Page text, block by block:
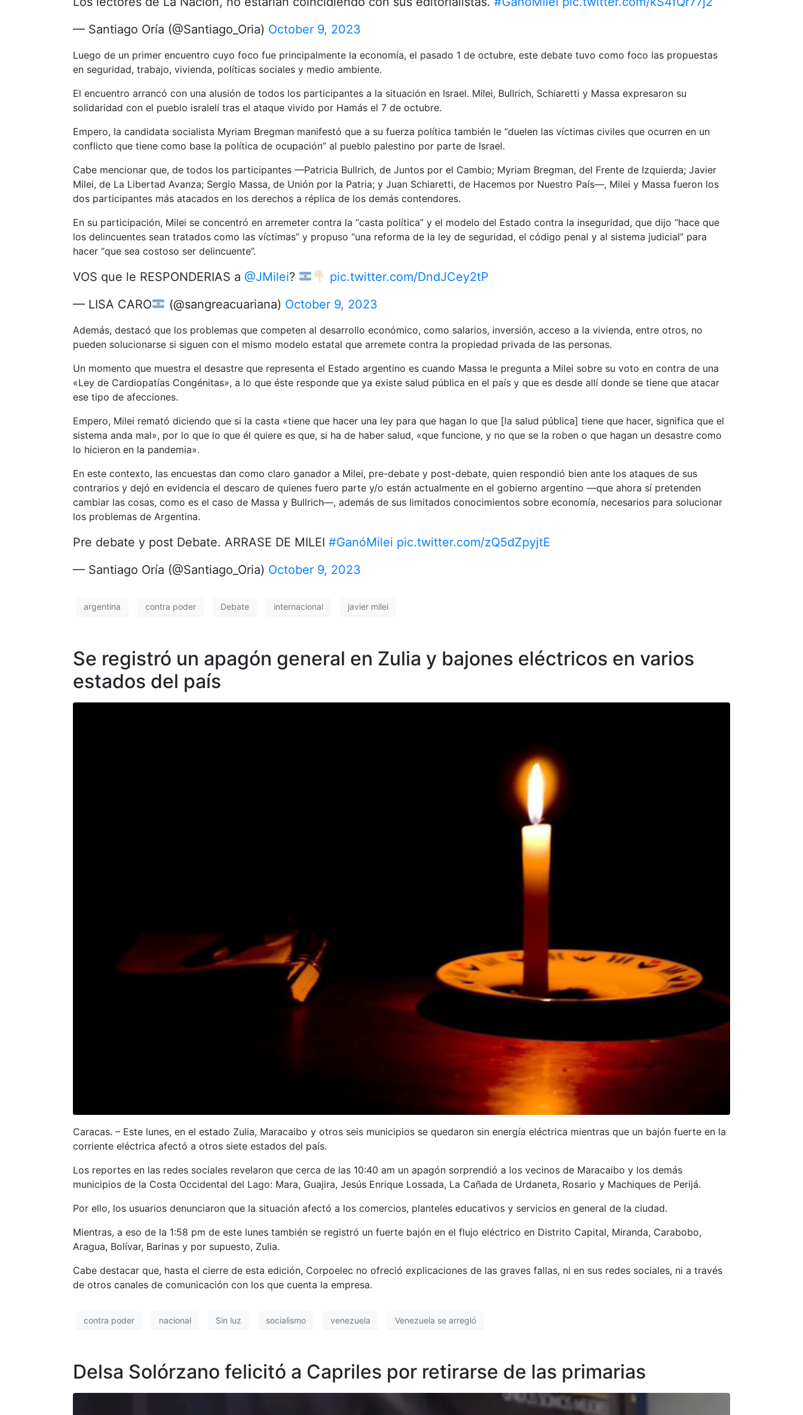
— Santiago Oría (@Santiago_Oria) October 9, 2023
Luego de un primer encuentro cuyo foco fue principalmente la economía, el pasado 1 de octubre, este debate tuvo como foco las propuestas
en seguridad, trabajo, vivienda, políticas sociales y medio ambiente.
El encuentro arrancó con una alusión de todos los participantes a la situación en Israel. Milei, Bullrich, Schiaretti y Massa expresaron su
solidaridad con el pueblo isralelí tras el ataque vivido por Hamás el 7 de octubre.
Empero, la candidata socialista Myriam Bregman manifestó que a su fuerza política también le “duelen las víctimas civiles que ocurren en un
conflicto que tiene como base la política de ocupación” al pueblo palestino por parte de Israel.
Cabe mencionar que, de todos los participantes —Patricia Bullrich, de Juntos por el Cambio; Myriam Bregman, del Frente de Izquierda; Javier
Milei, de La Libertad Avanza; Sergio Massa, de Unión por la Patria; y Juan Schiaretti, de Hacemos por Nuestro País—, Milei y Massa fueron los
dos participantes más atacados en los derechos a réplica de los demás contendores.
En su participación, Milei se concentró en arremeter contra la “casta política” y el modelo del Estado contra la inseguridad, que dijo “hace que
los delincuentes sean tratados como las víctimas” y propuso “una reforma de la ley de seguridad, el código penal y al sistema judicial” para
hacer “que sea costoso ser delincuente”.
VOS que le RESPONDERIAS a @JMilei?
pic.twitter.com/DndJCey2tP
— LISA CARO
(@sangreacuariana) October 9, 2023
Además, destacó que los problemas que competen al desarrollo económico, como salarios, inversión, acceso a la vivienda, entre otros, no
pueden solucionarse si siguen con el mismo modelo estatal que arremete contra la propiedad privada de las personas.
Un momento que muestra el desastre que representa el Estado argentino es cuando Massa le pregunta a Milei sobre su voto en contra de una
«Ley de Cardiopatías Congénitas», a lo que éste responde que ya existe salud pública en el país y que es desde allí donde se tiene que atacar
ese tipo de afecciones.
Empero, Milei remató diciendo que si la casta «tiene que hacer una ley para que hagan lo que [la salud pública] tiene que hacer, significa que el
sistema anda mal», por lo que lo que él quiere es que, si ha de haber salud, «que funcione, y no que se la roben o que hagan un desastre como
lo hicieron en la pandemia».
En este contexto, las encuestas dan como claro ganador a Milei, pre-debate y post-debate, quien respondió bien ante los ataques de sus
contrarios y dejó en evidencia el descaro de quienes fuero parte y/o están actualmente en el gobierno argentino —que ahora sí pretenden
cambiar las cosas, como es el caso de Massa y Bullrich—, además de sus limitados conocimientos sobre economía, necesarios para solucionar
los problemas de Argentina.
Pre debate y post Debate. ARRASE DE MILEI #GanóMilei pic.twitter.com/zQ5dZpyjtE
— Santiago Oría (@Santiago_Oria) October 9, 2023
argentina contra poder Debate internacional javier milei
Se registró un apagón general en Zulia y bajones eléctricos en varios
estados del país
Caracas. – Este lunes, en el estado Zulia, Maracaibo y otros seis municipios se quedaron sin energía eléctrica mientras que un bajón fuerte en la
corriente eléctrica afectó a otros siete estados del país.
Los reportes en las redes sociales revelaron que cerca de las 10:40 am un apagón sorprendió a los vecinos de Maracaibo y los demás
municipios de la Costa Occidental del Lago: Mara, Guajira, Jesús Enrique Lossada, La Cañada de Urdaneta, Rosario y Machiques de Perijá.
Por ello, los usuarios denunciaron que la situación afectó a los comercios, planteles educativos y servicios en general de la ciudad.
Mientras, a eso de la 1:58 pm de este lunes también se registró un fuerte bajón en el flujo eléctrico en Distrito Capital, Miranda, Carabobo,
Aragua, Bolívar, Barinas y por supuesto, Zulia.
Cabe destacar que, hasta el cierre de esta edición, Corpoelec no ofreció explicaciones de las graves fallas, ni en sus redes sociales, ni a través
de otros canales de comunicación con los que cuenta la empresa.
contra poder nacional Sin luz socialismo venezuela Venezuela se arregló
Delsa Solórzano felicitó a Capriles por retirarse de las primarias